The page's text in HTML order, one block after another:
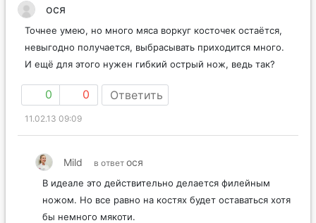
ося
Точнее умею, но много мяса воркуг косточек остаётся,
невыгодно получается, выбрасывать приходится много.
И ещё для этого нужен гибкий острый нож, ведь так?
0 0 Ответить
11.02.13 09:09
Mild в ответ ося
В идеале это действительно делается филейным
ножом. Но все равно на костях будет оставаться хотя
бы немного мякоти.